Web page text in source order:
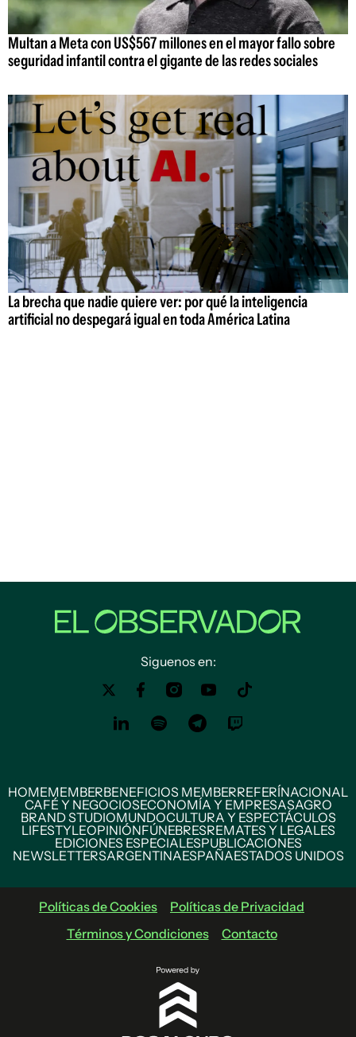
Multan a Meta con US$567 millones en el mayor fallo sobre
seguridad infantil contra el gigante de las redes sociales
La brecha que nadie quiere ver: por qué la inteligencia
artificial no despegará igual en toda América Latina
Siguenos en:
HOMEMEMBERBENEFICIOS MEMBERREFERÍNACIONAL
CAFÉ Y NEGOCIOSECONOMÍA Y EMPRESASAGRO
BRAND STUDIOMUNDOCULTURA Y ESPECTÁCULOS
LIFESTYLEOPINIÓNFÚNEBRESREMATES Y LEGALES
EDICIONES ESPECIALESPUBLICACIONES
NEWSLETTERSARGENTINAESPAÑAESTADOS UNIDOS
Políticas de Cookies
Políticas de Privacidad
Términos y Condiciones
Contacto